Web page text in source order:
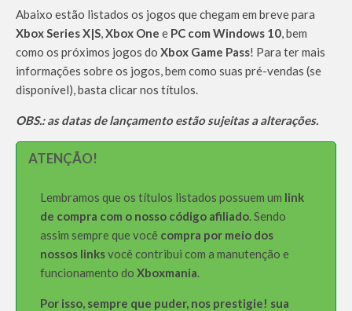
Abaixo estão listados os jogos que chegam em breve para
Xbox Series X|S,Xbox One e PC com Windows 10, bem
como os próximos jogos do Xbox Game Pass! Para ter mais
informações sobre os jogos, bem como suas pré-vendas (se
disponível), basta clicar nos títulos.
OBS.: as datas de lançamento estão sujeitas a alterações.
ATENÇÃO!
Lembramos que os títulos listados possuem um link
de compra com o nosso código afiliado. Sendo
assim sempre que você compra por meio dos
nossos linksvocê contribui com a manutenção e
funcionamento do Xboxmania.
Por isso, sempre que puder, nos prestigie! sua